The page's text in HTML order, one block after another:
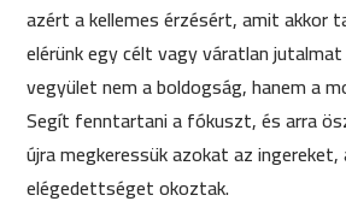
azért a kellemes érzésért, amit akkor
elérünk egy célt vagy váratlan jutalmat
vegyület nem a boldogság, hanem a
Segít fenntartani a fókuszt, és arra
újra megkeressük azokat az ingereket,
elégedettséget okoztak.